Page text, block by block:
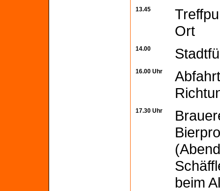
13.45
Ort
14.00
16.00 Uhr
17.30 Uhr
beim